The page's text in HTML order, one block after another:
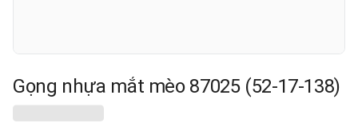
Gọng nhựa mắt mèo 87025 (52-17-138)